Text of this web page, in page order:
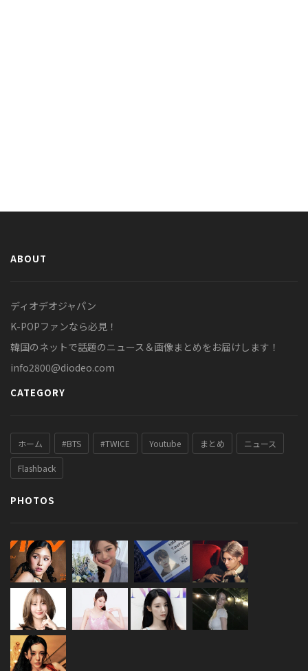
ABOUT
ディオデオジャパン
K-POPファンなら必見！
韓国のネットで話題のニュース＆画像まとめをお届けします！
info2800@diodeo.com
CATEGORY
ホーム #BTS #TWICE Youtube まとめ ニュース
Flashback
PHOTOS